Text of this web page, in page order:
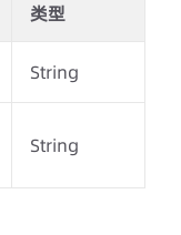
类型
String
String